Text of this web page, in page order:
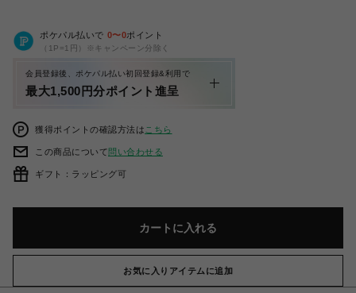
ポケパル払いで 0〜0ポイント
（1P=1円）※キャンペーン分除く
会員登録後、ポケパル払い初回登録&利用で
最大1,500円分ポイント進呈
獲得ポイントの確認方法は こちら
この商品について問い合わせる
ギフト：ラッピング可
カートに入れる
お気に入りアイテムに追加